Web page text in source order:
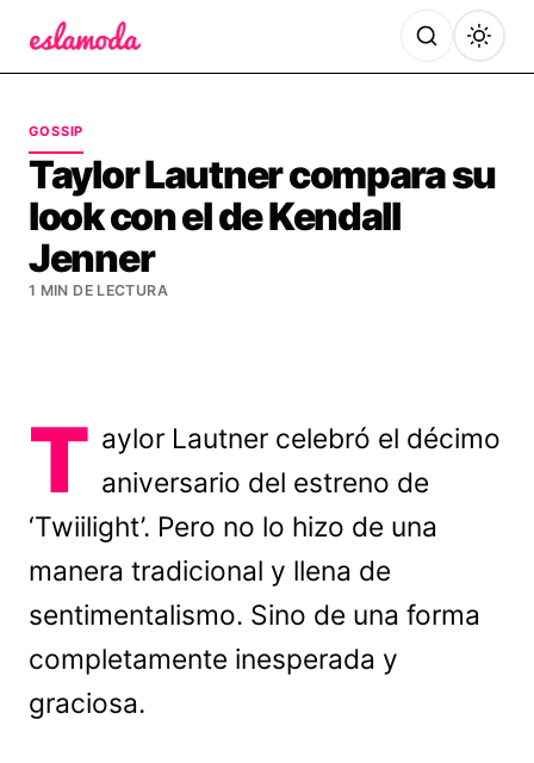
GOSSIP
Taylor Lautner compara su
look con el de Kendall
Jenner
1 MIN DE LECTURA
T aylor Lautner celebró el décimo
aniversario del estreno de
‘Twiilight’. Pero no lo hizo de una
manera tradicional y llena de
sentimentalismo. Sino de una forma
completamente inesperada y
graciosa.